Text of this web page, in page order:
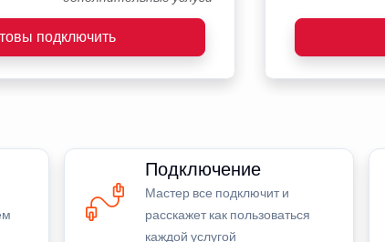
подключить
Подключение
Мастер все подключит и
расскажет как пользоваться
каждой услугой